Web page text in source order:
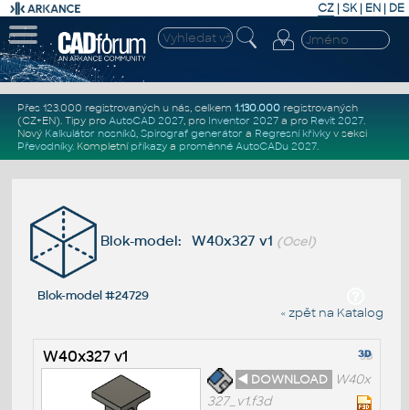
CZ | SK| EN | DE
Přes 123.000 registrovaných u nás, celkem 1.130.000registrovaných
(CZ+EN). Tipy pro AutoCAD 2027, pro Inventor 2027a pro Revit 2027.
Nový Kalkulátor nosníků, Spirograf generátor a Regresní křivkyv sekci
Převodníky. Kompletní příkazya proměnné AutoCADu 2027.
Blok-model: W40x327 v1 (Ocel)
Blok-model #24729
« zpět na Katalog
W40x327 v1
◄ DOWNLOAD
W40x
327_v1.f3d